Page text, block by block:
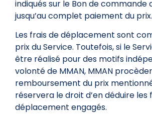
indiqués sur le Bon de commande
jusqu’au complet paiement du
Les frais de déplacement sont
prix du Service. Toutefois, si le
être réalisé pour des motifs
volonté de MMAN, MMAN
remboursement du prix
réservera le droit d’en déduire les
déplacement engagés.